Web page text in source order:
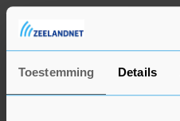
Toestemming Details
Internetbode